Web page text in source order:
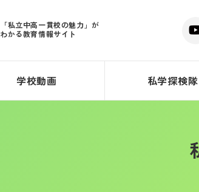
「私立中高一貫校の魅力」が
わかる教育情報サイト
学校動画 私学探検隊